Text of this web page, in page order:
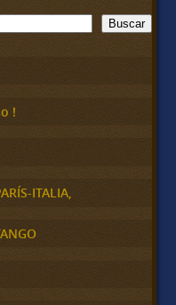
Buscar
!
ITALIA,